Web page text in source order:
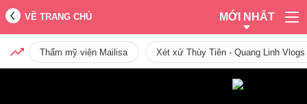
VỀ TRANG CHỦ MỚI NHẤT
Thẩm mỹ viện Mailisa Xét xử Thùy Tiên - Quang Linh